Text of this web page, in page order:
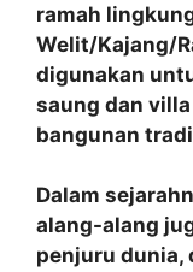
ramah
Welit/Kajang/
digunakan
saung dan
bangunan
Dalam
alang-alang
penjuru dunia,